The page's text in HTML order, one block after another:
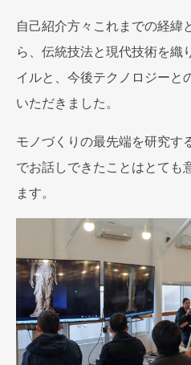
自己紹介方々これまでの経緯
ら、伝統技法と現代技術を織
イルと、今後テクノロジーと
いただきました。
モノづくりの最先端を研究す
でお話しできたことはとても
ます。